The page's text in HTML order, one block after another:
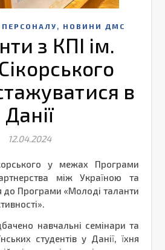
ПЕРСОНАЛУ , НОВИНИ ДМС
з КПІ ім.
в
Данії
12.04.2024
між Україною та
до Програми «Молоді таланти
навчальні семінари та
студентів у Данії, їхня